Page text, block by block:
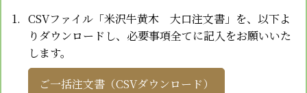
CSVファイル「米沢牛黄木 大口注文書」を、以下よ
りダウンロードし、必要事項全てに記入をお願いいた
します。
ご一括注文書（CSVダウンロード）